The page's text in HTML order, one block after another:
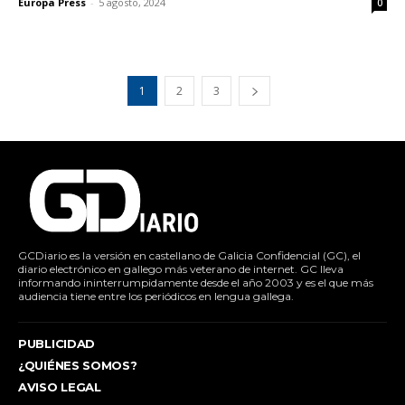
1 2 3
GCDiario es la versión en castellano de Galicia Confidencial (GC), el
diario electrónico en gallego más veterano de internet. GC lleva
informando ininterrumpidamente desde el año 2003 y es el que más
audiencia tiene entre los periódicos en lengua gallega.
PUBLICIDAD
¿QUIÉNES SOMOS?
AVISO LEGAL